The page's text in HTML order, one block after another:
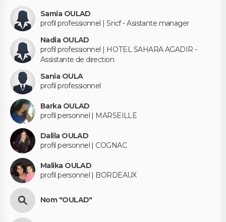
Samia OULAD
profil professionnel | Sncf - Asistante manager
Nadia OULAD
profil professionnel | HOTEL SAHARA AGADIR -
Assistante de direction
Sania OULA
profil professionnel
Barka OULAD
profil personnel | MARSEILLE
Dalila OULAD
profil personnel | COGNAC
Malika OULAD
profil personnel | BORDEAUX
Nom "OULAD"